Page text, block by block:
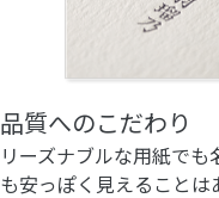
品質へのこだわり
リーズナブルな用紙で
も安っぽく見えることは